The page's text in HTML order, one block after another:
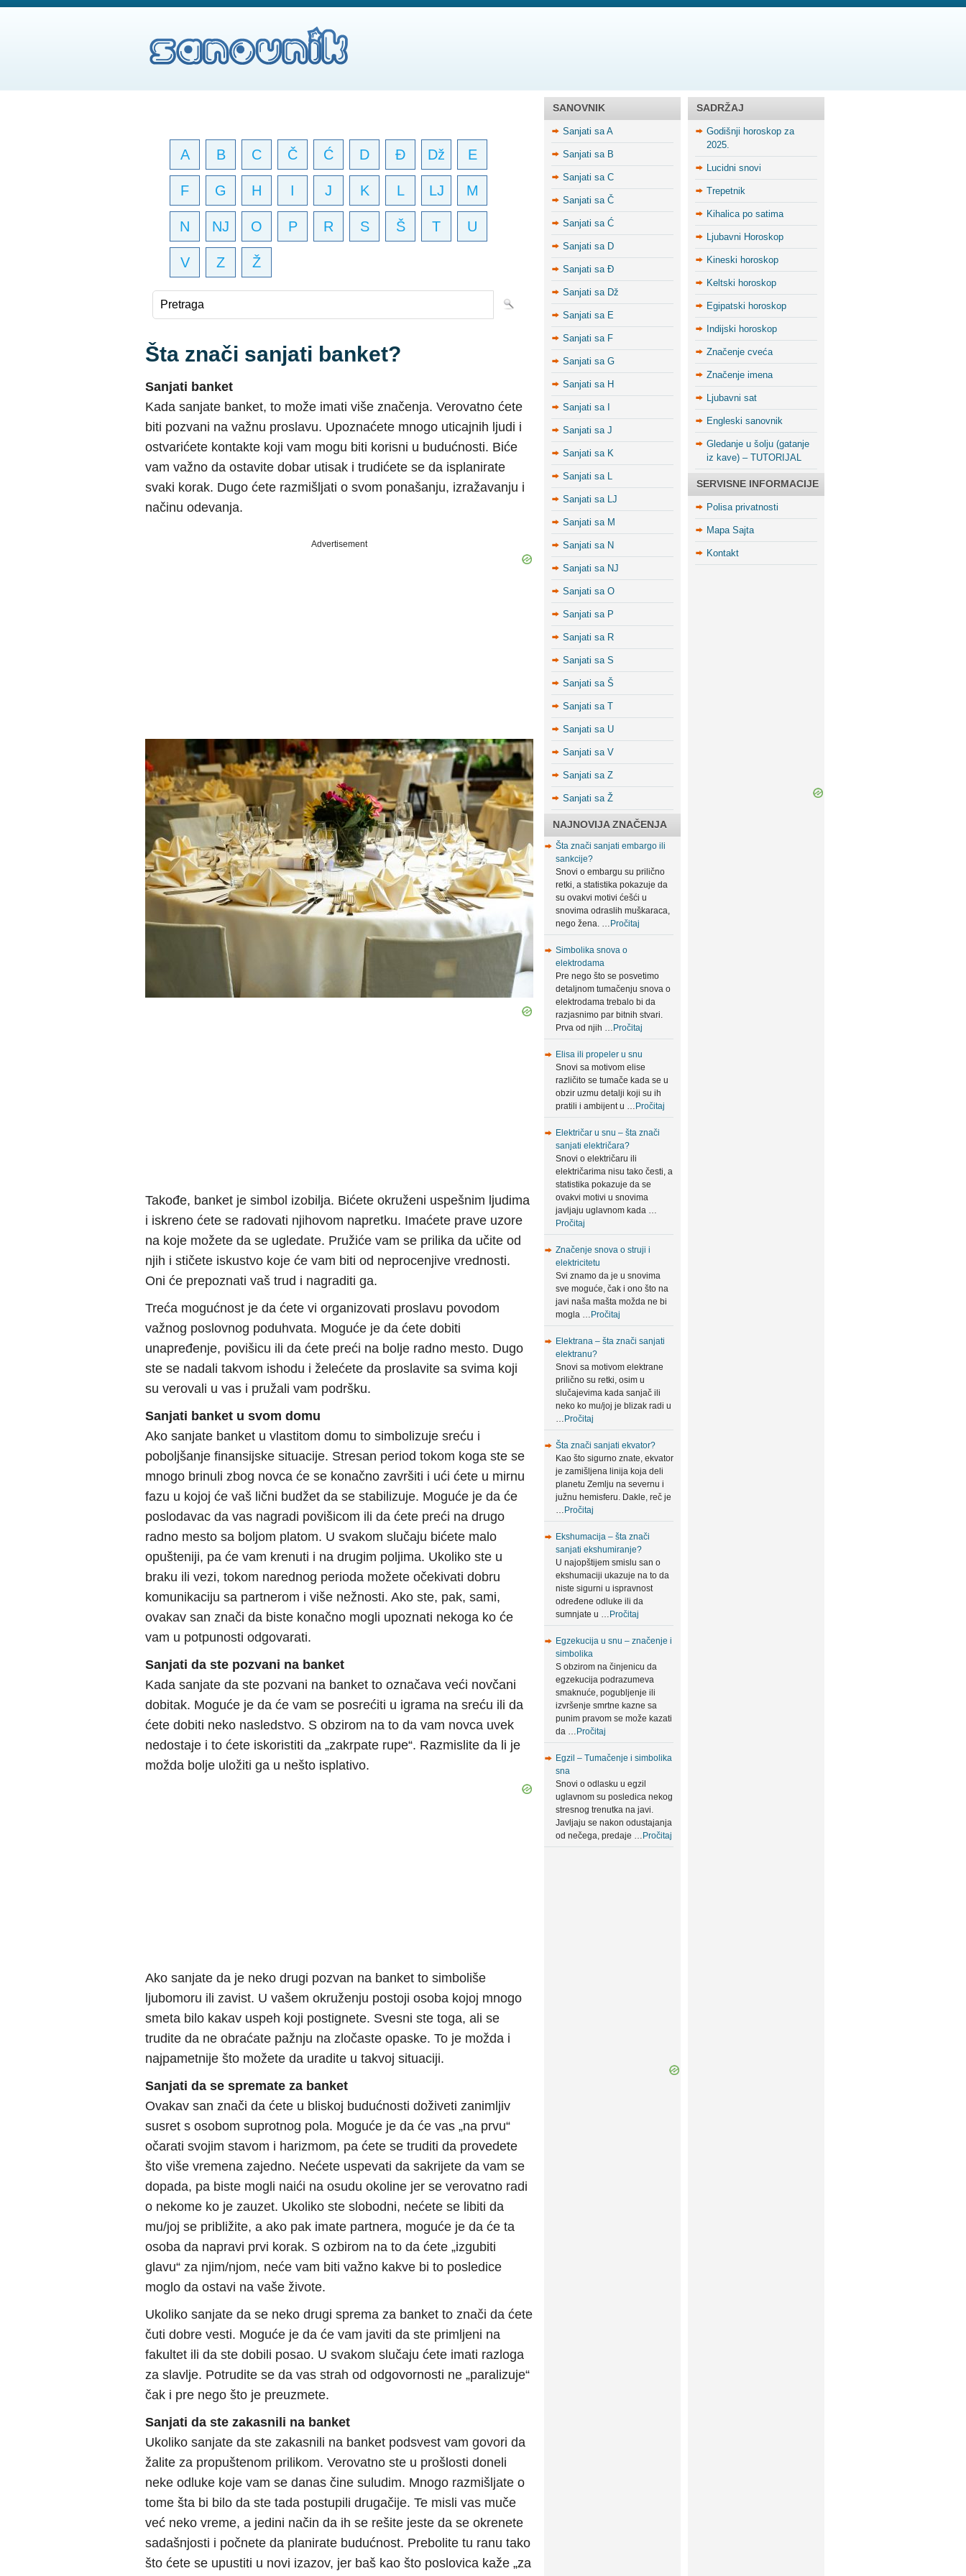
A B C Č Ć D Đ Dž E
F G H I J K L LJ M
N NJ O P R S Š T U
V Z Ž
Šta znači sanjati banket?
Sanjati banket
Kada sanjate banket, to može imati više značenja. Verovatno ćete
biti pozvani na važnu proslavu. Upoznaćete mnogo uticajnih ljudi i
ostvarićete kontakte koji vam mogu biti korisni u budućnosti. Biće
vam važno da ostavite dobar utisak i trudićete se da isplanirate
svaki korak. Dugo ćete razmišljati o svom ponašanju, izražavanju i
načinu odevanja.
Advertisement
Takođe, banket je simbol izobilja. Bićete okruženi uspešnim ljudima
i iskreno ćete se radovati njihovom napretku. Imaćete prave uzore
na koje možete da se ugledate. Pružiće vam se prilika da učite od
njih i stičete iskustvo koje će vam biti od neprocenjive vrednosti.
Oni će prepoznati vaš trud i nagraditi ga.
Treća mogućnost je da ćete vi organizovati proslavu povodom
važnog poslovnog poduhvata. Moguće je da ćete dobiti
unapređenje, povišicu ili da ćete preći na bolje radno mesto. Dugo
ste se nadali takvom ishodu i želećete da proslavite sa svima koji
su verovali u vas i pružali vam podršku.
Sanjati banket u svom domu
Ako sanjate banket u vlastitom domu to simbolizuje sreću i
poboljšanje finansijske situacije. Stresan period tokom koga ste se
mnogo brinuli zbog novca će se konačno završiti i ući ćete u mirnu
fazu u kojoj će vaš lični budžet da se stabilizuje. Moguće je da će
poslodavac da vas nagradi povišicom ili da ćete preći na drugo
radno mesto sa boljom platom. U svakom slučaju bićete malo
opušteniji, pa će vam krenuti i na drugim poljima. Ukoliko ste u
braku ili vezi, tokom narednog perioda možete očekivati dobru
komunikaciju sa partnerom i više nežnosti. Ako ste, pak, sami,
ovakav san znači da biste konačno mogli upoznati nekoga ko će
vam u potpunosti odgovarati.
Sanjati da ste pozvani na banket
Kada sanjate da ste pozvani na banket to označava veći novčani
dobitak. Moguće je da će vam se posrećiti u igrama na sreću ili da
ćete dobiti neko nasledstvo. S obzirom na to da vam novca uvek
nedostaje i to ćete iskoristiti da „zakrpate rupe“. Razmislite da li je
možda bolje uložiti ga u nešto isplativo.
Ako sanjate da je neko drugi pozvan na banket to simboliše
ljubomoru ili zavist. U vašem okruženju postoji osoba kojoj mnogo
smeta bilo kakav uspeh koji postignete. Svesni ste toga, ali se
trudite da ne obraćate pažnju na zločaste opaske. To je možda i
najpametnije što možete da uradite u takvoj situaciji.
Sanjati da se spremate za banket
Ovakav san znači da ćete u bliskoj budućnosti doživeti zanimljiv
susret s osobom suprotnog pola. Moguće je da će vas „na prvu“
očarati svojim stavom i harizmom, pa ćete se truditi da provedete
što više vremena zajedno. Nećete uspevati da sakrijete da vam se
dopada, pa biste mogli naići na osudu okoline jer se verovatno radi
o nekome ko je zauzet. Ukoliko ste slobodni, nećete se libiti da
mu/joj se približite, a ako pak imate partnera, moguće je da će ta
osoba da napravi prvi korak. S ozbirom na to da ćete „izgubiti
glavu“ za njim/njom, neće vam biti važno kakve bi to posledice
moglo da ostavi na vaše živote.
Ukoliko sanjate da se neko drugi sprema za banket to znači da ćete
čuti dobre vesti. Moguće je da će vam javiti da ste primljeni na
fakultet ili da ste dobili posao. U svakom slučaju ćete imati razloga
za slavlje. Potrudite se da vas strah od odgovornosti ne „paralizuje“
čak i pre nego što je preuzmete.
Sanjati da ste zakasnili na banket
Ukoliko sanjate da ste zakasnili na banket podsvest vam govori da
žalite za propuštenom prilikom. Verovatno ste u prošlosti doneli
neke odluke koje vam se danas čine suludim. Mnogo razmišljate o
tome šta bi bilo da ste tada postupili drugačije. Te misli vas muče
već neko vreme, a jedini način da ih se rešite jeste da se okrenete
sadašnjosti i počnete da planirate budućnost. Prebolite tu ranu tako
što ćete se upustiti u novi izazov, jer baš kao što poslovica kaže „za
SANOVNIK
Sanjati sa A
Sanjati sa B
Sanjati sa C
Sanjati sa Č
Sanjati sa Ć
Sanjati sa D
Sanjati sa Đ
Sanjati sa Dž
Sanjati sa E
Sanjati sa F
Sanjati sa G
Sanjati sa H
Sanjati sa I
Sanjati sa J
Sanjati sa K
Sanjati sa L
Sanjati sa LJ
Sanjati sa M
Sanjati sa N
Sanjati sa NJ
Sanjati sa O
Sanjati sa P
Sanjati sa R
Sanjati sa S
Sanjati sa Š
Sanjati sa T
Sanjati sa U
Sanjati sa V
Sanjati sa Z
Sanjati sa Ž
NAJNOVIJA ZNAČENJA
Šta znači sanjati embargo ili
sankcije?
Snovi o embargu su prilično
retki, a statistika pokazuje da
su ovakvi motivi ćešći u
snovima odraslih muškaraca,
nego žena. … Pročitaj
Simbolika snova o
elektrodama
Pre nego što se posvetimo
detaljnom tumačenju snova o
elektrodama trebalo bi da
razjasnimo par bitnih stvari.
Prva od njih … Pročitaj
Elisa ili propeler u snu
Snovi sa motivom elise
različito se tumače kada se u
obzir uzmu detalji koji su ih
pratili i ambijent u … Pročitaj
Električar u snu – šta znači
sanjati električara?
Snovi o električaru ili
električarima nisu tako česti, a
statistika pokazuje da se
ovakvi motivi u snovima
javljaju uglavnom kada …
Pročitaj
Značenje snova o struji i
elektricitetu
Svi znamo da je u snovima
sve moguće, čak i ono što na
javi naša mašta možda ne bi
mogla … Pročitaj
Elektrana – šta znači sanjati
elektranu?
Snovi sa motivom elektrane
prilično su retki, osim u
slučajevima kada sanjač ili
neko ko mu/joj je blizak radi u
… Pročitaj
Šta znači sanjati ekvator?
Kao što sigurno znate, ekvator
je zamišljena linija koja deli
planetu Zemlju na severnu i
južnu hemisferu. Dakle, reč je
… Pročitaj
Ekshumacija – šta znači
sanjati ekshumiranje?
U najopštijem smislu san o
ekshumaciji ukazuje na to da
niste sigurni u ispravnost
određene odluke ili da
sumnjate u … Pročitaj
Egzekucija u snu – značenje i
simbolika
S obzirom na činjenicu da
egzekucija podrazumeva
smaknuće, pogubljenje ili
izvršenje smrtne kazne sa
punim pravom se može kazati
da … Pročitaj
Egzil – Tumačenje i simbolika
sna
Snovi o odlasku u egzil
uglavnom su posledica nekog
stresnog trenutka na javi.
Javljaju se nakon odustajanja
od nečega, predaje … Pročitaj
SADRŽAJ
Godišnji horoskop za
2025.
Lucidni snovi
Trepetnik
Kihalica po satima
Ljubavni Horoskop
Kineski horoskop
Keltski horoskop
Egipatski horoskop
Indijski horoskop
Značenje cveća
Značenje imena
Ljubavni sat
Engleski sanovnik
Gledanje u šolju (gatanje
iz kave) – TUTORIJAL
SERVISNE INFORMACIJE
Polisa privatnosti
Mapa Sajta
Kontakt